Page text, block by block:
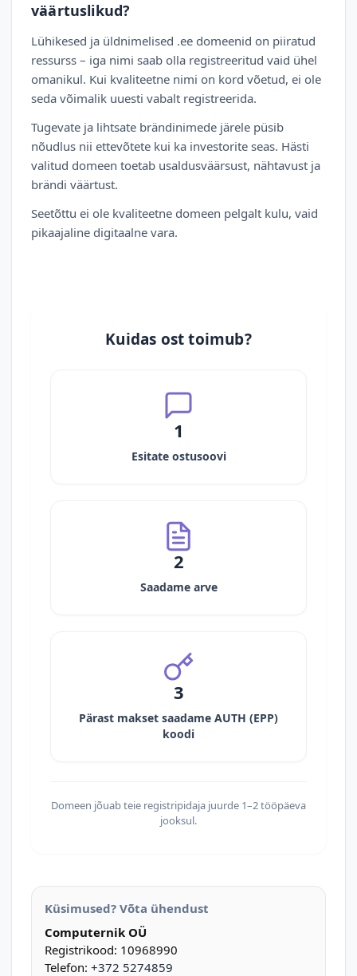
väärtuslikud?
Lühikesed ja üldnimelised .ee domeenid on piiratud
ressurss – iga nimi saab olla registreeritud vaid ühel
omanikul. Kui kvaliteetne nimi on kord võetud, ei ole
seda võimalik uuesti vabalt registreerida.
Tugevate ja lihtsate brändinimede järele püsib
nõudlus nii ettevõtete kui ka investorite seas. Hästi
valitud domeen toetab usaldusväärsust, nähtavust ja
brändi väärtust.
Seetõttu ei ole kvaliteetne domeen pelgalt kulu, vaid
pikaajaline digitaalne vara.
Kuidas ost toimub?
1
Esitate ostusoovi
2
Saadame arve
3
Pärast makset saadame AUTH (EPP)
koodi
Domeen jõuab teie registripidaja juurde 1–2 tööpäeva
jooksul.
Küsimused? Võta ühendust
Computernik OÜ
Registrikood: 10968990
Telefon: +372 5274859